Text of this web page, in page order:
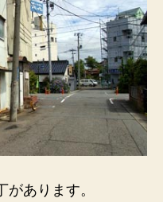
あります。